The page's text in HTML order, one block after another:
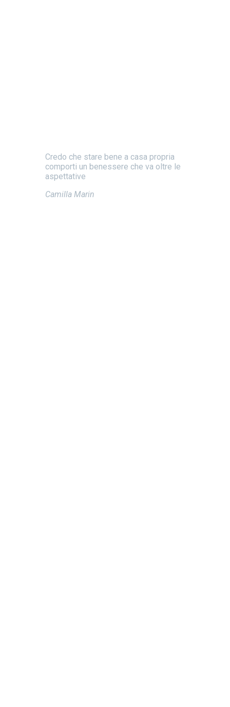
Credo che stare bene a casa propria
comporti un benessere che va oltre le
aspettative
Camilla Marin